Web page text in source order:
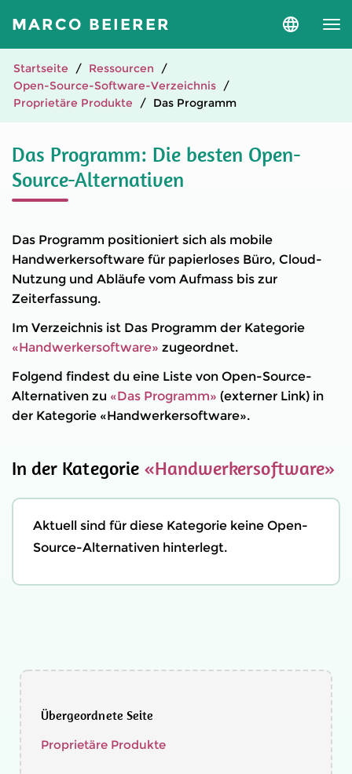
MARCO BEIERER
Sprache
Startseite
Ressourcen
Open-Source-Software-Verzeichnis
Proprietäre Produkte
Das Programm
Das Programm: Die besten Open-
Source-Alternativen
Das Programm positioniert sich als mobile
Handwerkersoftware für papierloses Büro, Cloud-
Nutzung und Abläufe vom Aufmass bis zur
Zeiterfassung.
Im Verzeichnis ist Das Programm der Kategorie
«Handwerkersoftware» zugeordnet.
Folgend findest du eine Liste von Open-Source-
Alternativen zu «Das Programm» (externer Link) in
der Kategorie «Handwerkersoftware».
In der Kategorie «Handwerkersoftware»
Aktuell sind für diese Kategorie keine Open-
Source-Alternativen hinterlegt.
Übergeordnete Seite
Proprietäre Produkte